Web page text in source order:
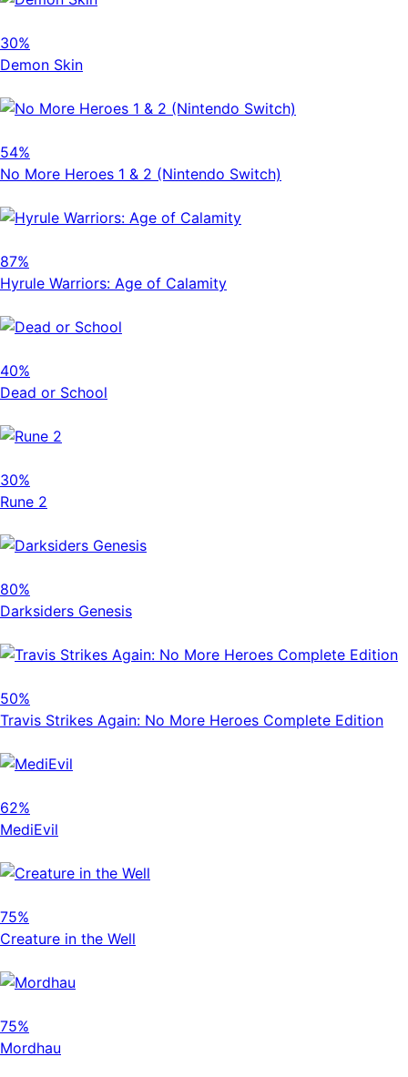
30%
Demon Skin
54%
No More Heroes 1 & 2 (Nintendo Switch)
87%
Hyrule Warriors: Age of Calamity
40%
Dead or School
30%
Rune 2
80%
Darksiders Genesis
50%
Travis Strikes Again: No More Heroes Complete Edition
62%
MediEvil
75%
Creature in the Well
75%
Mordhau